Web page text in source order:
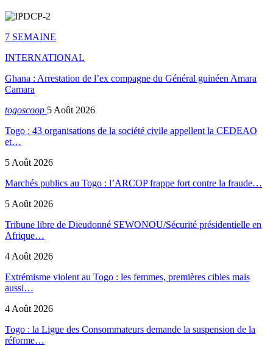
7 SEMAINE
INTERNATIONAL
Ghana : Arrestation de l’ex compagne du Général guinéen Amara
Camara
togoscoop 5 Août 2026
Togo : 43 organisations de la société civile appellent la CEDEAO
et…
5 Août 2026
Marchés publics au Togo : l’ARCOP frappe fort contre la fraude…
5 Août 2026
Tribune libre de Dieudonné SEWONOU/Sécurité présidentielle en
Afrique…
4 Août 2026
Extrémisme violent au Togo : les femmes, premières cibles mais
aussi…
4 Août 2026
Togo : la Ligue des Consommateurs demande la suspension de la
réforme…